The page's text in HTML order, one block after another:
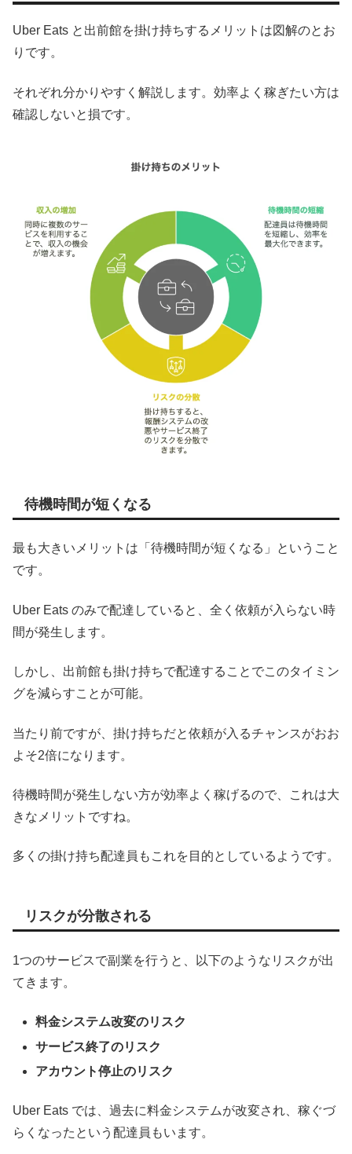
Uber Eats と出前館を掛け持ちするメリットは図解のとお
りです。
それぞれ分かりやすく解説します。効率よく稼ぎたい方は
確認しないと損です。
待機時間が短くなる
最も大きいメリットは「待機時間が短くなる」ということ
です。
Uber Eats のみで配達していると、全く依頼が入らない時
間が発生します。
しかし、出前館も掛け持ちで配達することでこのタイミン
グを減らすことが可能。
当たり前ですが、掛け持ちだと依頼が入るチャンスがおお
よそ2倍になります。
待機時間が発生しない方が効率よく稼げるので、これは大
きなメリットですね。
多くの掛け持ち配達員もこれを目的としているようです。
リスクが分散される
1つのサービスで副業を行うと、以下のようなリスクが出
てきます。
料金システム改変のリスク
サービス終了のリスク
アカウント停止のリスク
Uber Eats では、過去に料金システムが改変され、稼ぐづ
らくなったという配達員もいます。